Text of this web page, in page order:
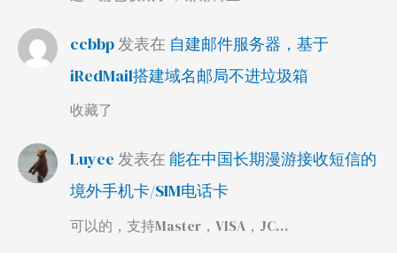
ccbbp发表在 自建邮件服务器，基于
iRedMail搭建域名邮局不进垃圾箱
收藏了
Luyee 发表在能在中国长期漫游接收短信的
境外手机卡/SIM电话卡
可以的，支持Master，VISA，JC…